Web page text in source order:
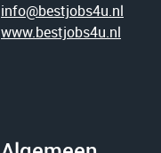
info@bestjobs4u.nl
www.bestjobs4u.nl